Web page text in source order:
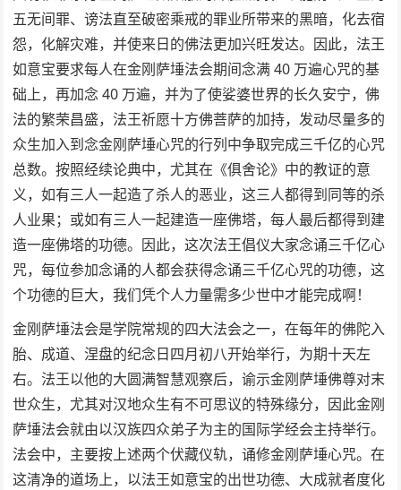
五无间罪、谤法直至破密乘戒的罪业所带来的黑暗，化去宿
怨，化解灾难，并使来日的佛法更加兴旺发达。因此，法王
如意宝要求每人在金刚萨埵法会期间念满 40 万遍心咒的基
础上，再加念 40 万遍，并为了使娑婆世界的长久安宁，佛
法的繁荣昌盛，法王祈愿十方佛菩萨的加持，发动尽量多的
众生加入到念金刚萨埵心咒的行列中争取完成三千亿的心咒
总数。按照经续论典中，尤其在《俱舍论》中的教证的意
义，如有三人一起造了杀人的恶业，这三人都得到同等的杀
人业果；或如有三人一起建造一座佛塔，每人最后都得到建
造一座佛塔的功德。因此，这次法王倡仪大家念诵三千亿心
咒，每位参加念诵的人都会获得念诵三千亿心咒的功德，这
个功德的巨大，我们凭个人力量需多少世中才能完成啊！
金刚萨埵法会是学院常规的四大法会之一，在每年的佛陀入
胎、成道、涅盘的纪念日四月初八开始举行，为期十天左
右。法王以他的大圆满智慧观察后，谕示金刚萨埵佛尊对末
世众生，尤其对汉地众生有不可思议的特殊缘分，因此金刚
萨埵法会就由以汉族四众弟子为主的国际学经会主持举行。
法会中，主要按上述两个伏藏仪轨，诵修金刚萨埵心咒。在
这清净的道场上，以法王如意宝的出世功德、大成就者度化